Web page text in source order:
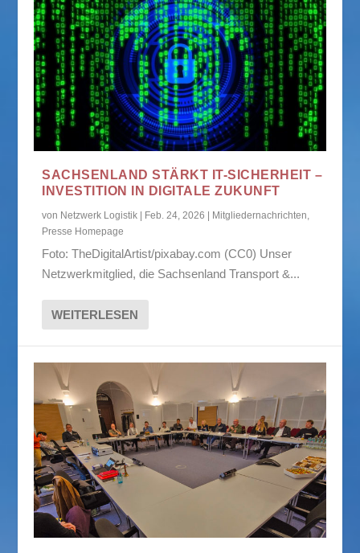
SACHSENLAND STÄRKT IT-SICHERHEIT –
INVESTITION IN DIGITALE ZUKUNFT
von Netzwerk Logistik Feb. 24, 2026 Mitgliedernachrichten,
Presse Homepage
Foto: TheDigitalArtist/pixabay.com (CC0) Unser
Netzwerkmitglied, die Sachsenland Transport &...
WEITERLESEN